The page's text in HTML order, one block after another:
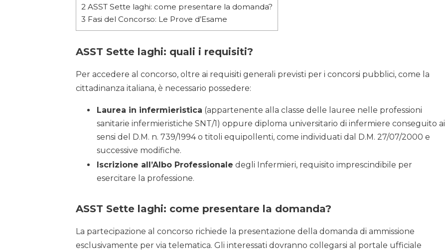
2 ASST Sette laghi: come presentare la domanda?
3 Fasi del Concorso: Le Prove d’Esame
ASST Sette laghi: quali i requisiti?
Per accedere al concorso, oltre ai requisiti generali previsti per i concorsi pubblici, come la
cittadinanza italiana, è necessario possedere:
Laurea in infermieristica (appartenente alla classe delle lauree nelle professioni
sanitarie infermieristiche SNT/1) oppure diploma universitario di infermiere conseguito ai
sensi del D.M. n. 739/1994 o titoli equipollenti, come individuati dal D.M. 27/07/2000 e
successive modifiche.
Iscrizione all’Albo Professionale degli Infermieri, requisito imprescindibile per
esercitare la professione.
ASST Sette laghi: come presentare la domanda?
La partecipazione al concorso richiede la presentazione della domanda di ammissione
esclusivamente per via telematica. Gli interessati dovranno collegarsi al portale ufficiale